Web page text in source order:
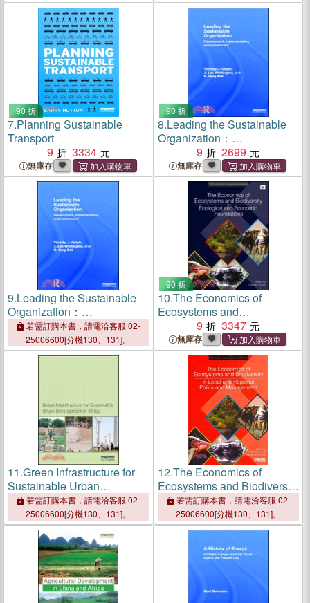
90 折
7.Planning Sustainable
Transport
9
3334
無庫存
90 折
8.Leading the Sustainable
Organization：
Development,
Implementation and
Assessment
9 2699
無庫存
9.Leading the Sustainable
Organization：
Development,
Implementation and
Assessment
若需訂購本書，請電洽客服 02-
25006600[分機130、131]。
90 折
10.The Economics of
Ecosystems and
Biodiversity：Ecological
and Economic Foundations
9 3347
無庫存
11.Green Infrastructure for
Sustainable Urban
Development in Africa
若需訂購本書，請電洽客服 02-
25006600[分機130、131]。
12.The Economics of
Ecosystems and Biodiversity
in Local and Regional Policy
and Management
若需訂購本書，請電洽客服 02-
25006600[分機130、131]。